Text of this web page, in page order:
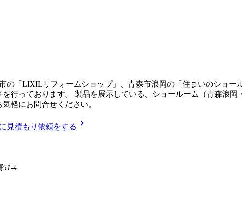
の「LIXILリフォームショップ」、青森市浪岡の「住まいのショ
行っております。 製品を展示している、ショールーム（青森浪
軽にお問合せください。
見積もり依頼をする chevron_right
51-4